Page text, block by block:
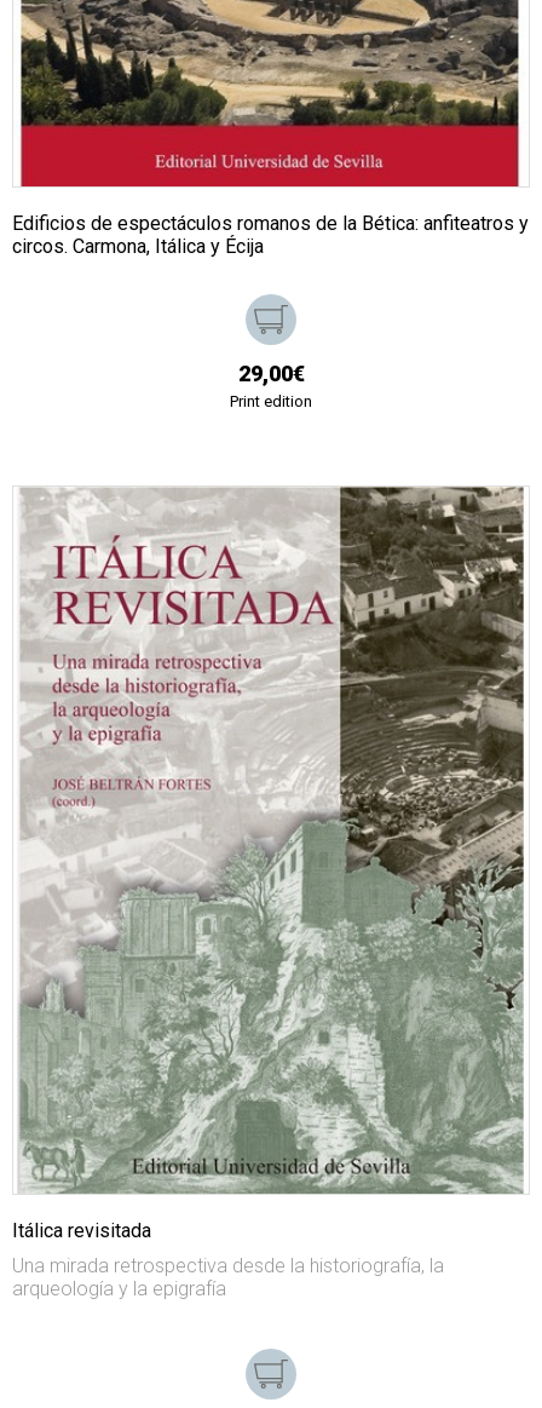
Edificios de espectáculos romanos de la Bética: anfiteatros y
circos. Carmona, Itálica y Écija
29,00€
Print edition
Itálica revisitada
Una mirada retrospectiva desde la historiografía, la
arqueología y la epigrafía